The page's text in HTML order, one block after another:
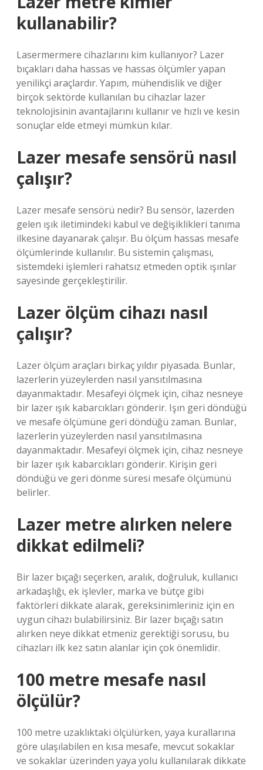
kullanabilir?
Lasermermere cihazlarını kim kullanıyor? Lazer
bıçakları daha hassas ve hassas ölçümler yapan
yenilikçi araçlardır. Yapım, mühendislik ve diğer
birçok sektörde kullanılan bu cihazlar lazer
teknolojisinin avantajlarını kullanır ve hızlı ve kesin
sonuçlar elde etmeyi mümkün kılar.
Lazer mesafe sensörü nasıl
çalışır?
Lazer mesafe sensörü nedir? Bu sensör, lazerden
gelen ışık iletimindeki kabul ve değişiklikleri tanıma
ilkesine dayanarak çalışır. Bu ölçüm hassas mesafe
ölçümlerinde kullanılır. Bu sistemin çalışması,
sistemdeki işlemleri rahatsız etmeden optik ışınlar
sayesinde gerçekleştirilir.
Lazer ölçüm cihazı nasıl
çalışır?
Lazer ölçüm araçları birkaç yıldır piyasada. Bunlar,
lazerlerin yüzeylerden nasıl yansıtılmasına
dayanmaktadır. Mesafeyi ölçmek için, cihaz nesneye
bir lazer ışık kabarcıkları gönderir. Işın geri döndüğü
ve mesafe ölçümüne geri döndüğü zaman. Bunlar,
lazerlerin yüzeylerden nasıl yansıtılmasına
dayanmaktadır. Mesafeyi ölçmek için, cihaz nesneye
bir lazer ışık kabarcıkları gönderir. Kirişin geri
döndüğü ve geri dönme süresi mesafe ölçümünü
belirler.
Lazer metre alırken nelere
dikkat edilmeli?
Bir lazer bıçağı seçerken, aralık, doğruluk, kullanıcı
arkadaşlığı, ek işlevler, marka ve bütçe gibi
faktörleri dikkate alarak, gereksinimleriniz için en
uygun cihazı bulabilirsiniz. Bir lazer bıçağı satın
alırken neye dikkat etmeniz gerektiği sorusu, bu
cihazları ilk kez satın alanlar için çok önemlidir.
100 metre mesafe nasıl
ölçülür?
100 metre uzaklıktaki ölçülürken, yaya kurallarına
göre ulaşılabilen en kısa mesafe, mevcut sokaklar
ve sokaklar üzerinden yaya yolu kullanılarak dikkate